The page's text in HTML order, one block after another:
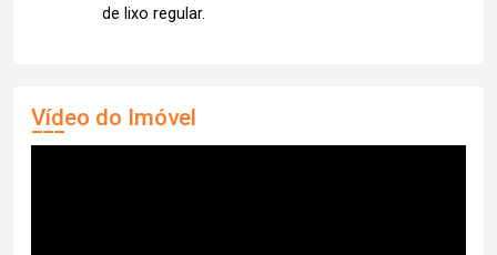
de lixo regular.
Vídeo do Imóvel